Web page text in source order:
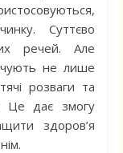
Суттєво
речей. Але
не лише
розваги та
Це дає змогу
здоров’я